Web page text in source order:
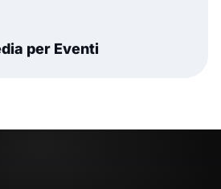
per Eventi